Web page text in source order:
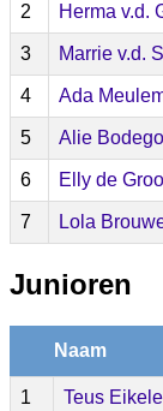
2 Herma v.d.
3 Marrie v.d.
4 Ada
5 Alie
6 Elly de
7 Lola
Junioren
Naam
1 Teus